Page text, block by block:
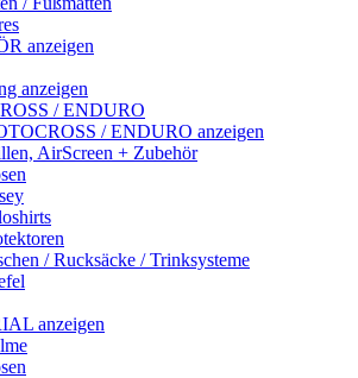
anzeigen
anzeigen
/ ENDURO
/ ENDURO anzeigen
AirScreen + Zubehör
/ Rucksäcke / Trinksysteme
anzeigen